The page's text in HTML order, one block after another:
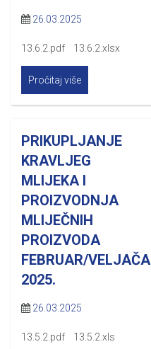
26.03.2025
13.6.2.pdf 13.6.2.xlsx
Pročitaj više
PRIKUPLJANJE
KRAVLJEG
MLIJEKA I
PROIZVODNJA
MLIJEČNIH
PROIZVODA
FEBRUAR/VELJAČA
2025.
26.03.2025
13.5.2.pdf 13.5.2.xls